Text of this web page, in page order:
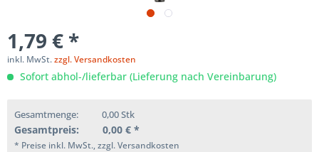
1,79 € *
inkl. MwSt.zzgl. Versandkosten
Sofort abhol-/lieferbar (Lieferung nach Vereinbarung)
Gesamtmenge: 0,00Stk
Gesamtpreis: 0,00 € *
* Preise inkl. MwSt., zzgl. Versandkosten